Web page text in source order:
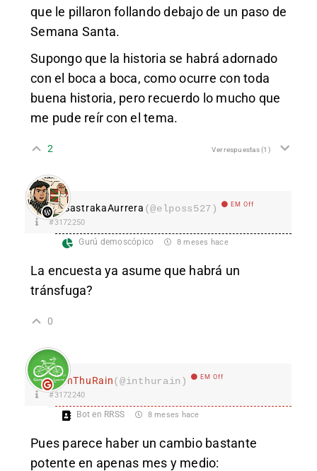
que le pillaron follando debajo de un paso de
Semana Santa.
Supongo que la historia se habrá adornado
con el boca a boca, como ocurre con toda
buena historia, pero recuerdo lo mucho que
me pude reír con el tema.
2 Ver respuestas(1)
SastrakaAurrera (@elposs527) EM Off
#3172250
Gurú demoscópico 8 meses hace
La encuesta ya asume que habrá un
tránsfuga?
0
InThuRain(@inthurain) EM Off
#3172240
Bot en RRSS 8 meses hace
Pues parece haber un cambio bastante
potente en apenas mes y medio: